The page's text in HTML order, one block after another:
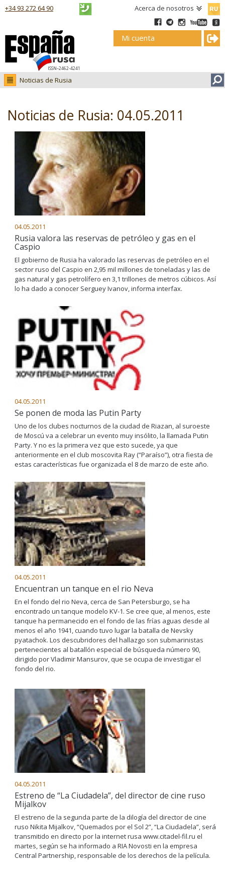
Acerca de nosotros
ISSN–2462-4241
+34 93 272 64 90
Mi cuenta
Noticias de Rusia
Noticias de Rusia
Ruso.tv
Noticias de Rusia: 04.05.2011
04.05.2011
Rusia valora las reservas de petróleo y gas en el
Caspio
El gobierno de Rusia ha valorado las reservas de petróleo en el
sector ruso del Caspio en 2,95 mil millones de toneladas y las de
gas natural y gas petrolífero en 3,1 trillones de metros cúbicos. Así
lo ha dado a conocer Serguey Ivanov, informa interfax.
04.05.2011
Se ponen de moda las Putin Party
Uno de los clubes nocturnos de la ciudad de Riazan, al suroeste
de Moscú va a celebrar un evento muy insólito, la llamada Putin
Party. Y no es la primera vez que esto sucede, ya que
anteriormente en el club moscovita Ray (“Paraíso”), otra fiesta de
estas características fue organizada el 8 de marzo de este año.
04.05.2011
Encuentran un tanque en el rio Neva
En el fondo del rio Neva, cerca de San Petersburgo, se ha
encontrado un tanque modelo KV-1. Se cree que, al menos, este
tanque ha permanecido en el fondo de las frías aguas desde al
menos el año 1941, cuando tuvo lugar la batalla de Nevsky
pyatachok. Los descubridores del hallazgo son submarinistas
pertenecientes al batallón especial de búsqueda número 90,
dirigido por Vladimir Mansurov, que se ocupa de investigar el
fondo del rio.
04.05.2011
Estreno de “La Ciudadela”, del director de cine ruso
Mijalkov
El estreno de la segunda parte de la dilogía del director de cine
ruso Nikita Mijalkov, “Quemados por el Sol 2”, “La Ciudadela”, será
transmitido en directo por la internet rusa www.citadel-fil.ru el
martes, según se ha informado a RIA Novosti en la empresa
Central Partnership, responsable de los derechos de la película.